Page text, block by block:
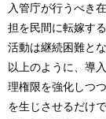
入管庁が行うべき
担を民間に転嫁す
活動は継続困難と
以上のように、導
理権限を強化しつ
を生じさせるだけ